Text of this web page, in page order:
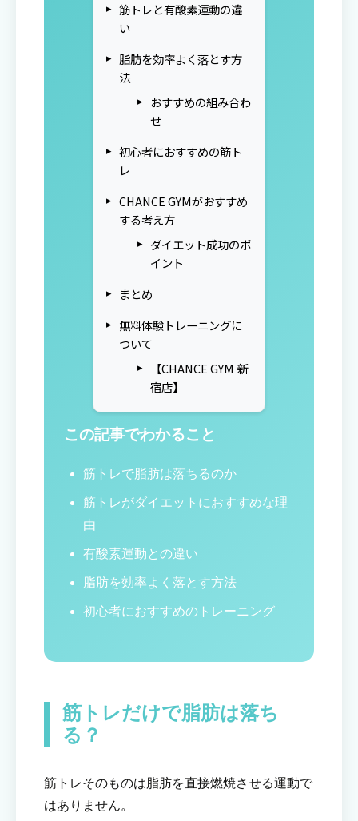
筋トレと有酸素運動の違
い
脂肪を効率よく落とす方
法
おすすめの組み合わ
せ
初心者におすすめの筋ト
レ
CHANCE GYMがおすすめ
する考え方
ダイエット成功のポ
イント
まとめ
無料体験トレーニングに
ついて
【CHANCE GYM 新
宿店】
この記事でわかること
筋トレで脂肪は落ちるのか
筋トレがダイエットにおすすめな理
由
有酸素運動との違い
脂肪を効率よく落とす方法
初心者におすすめのトレーニング
筋トレだけで脂肪は落ち
る？
筋トレそのものは脂肪を直接燃焼させる運動で
はありません。